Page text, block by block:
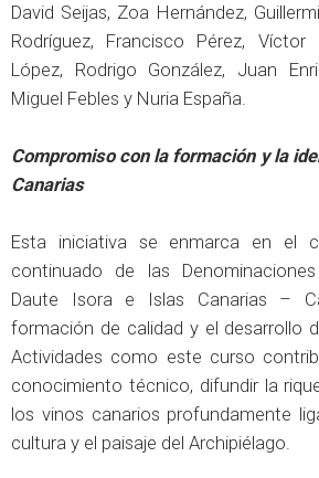
David Seijas, Zoa Hernández,
Rodríguez, Francisco Pérez, Víctor
López, Rodrigo González, Juan
Miguel Febles y Nuria España.
Compromiso con la formación y la
Canarias
Esta iniciativa se enmarca en el
continuado de las
Daute Isora e Islas Canarias –
formación de calidad y el desarrollo
Actividades como este curso
conocimiento técnico, difundir la
los vinos canarios profundamente
cultura y el paisaje del Archipiélago.